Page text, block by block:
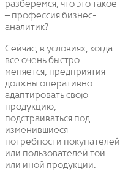
разберемся, что это такое
– профессия бизнес-
аналитик?
Сейчас, в условиях, когда
все очень быстро
меняется, предприятия
должны оперативно
адаптировать свою
продукцию,
подстраиваться под
изменившиеся
потребности покупателей
или пользователей той
или иной продукции.